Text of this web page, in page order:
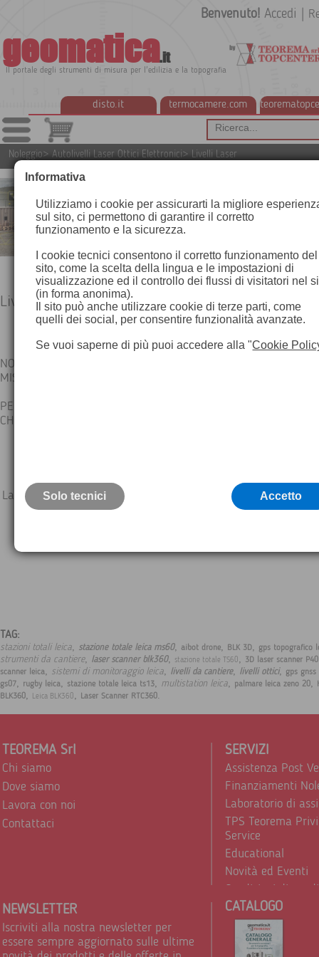
geomatica.it
Il portale degli strumenti di misura per l'edilizia e la topografia
disto.it termocamere.com
Benvenuto! Accedi
Noleggio> Autolivelli Laser Ottici Elettronici> Livelli Laser
Livelli Laser
NOLEGGIA ANCHE PER POCHI GIORNI LO STRUMENTO PER LE
MISURAZIONI
PER INFORMAZIONI MANDA UNA MAIL A
CHIAMA 02 5398739
La categoria selezionata è attualmente vuota
TAG:
stazioni totali leica, stazione totale leica ms60, aibot drone, BLK 3D, gps topografico
strumenti da cantiere, laser scanner blk360, stazione totale TS60, 3D laser scanner P40
scanner leica, sistemi di monitoraggio leica, livelli da cantiere, livelli ottici, gps gnss
gs07, rugby leica, stazione totale leica ts13, multistation leica, palmare leica zeno 20,
BLK360, Leica BLK360, Laser Scanner RTC360.
TEOREMA Srl
Chi siamo
Dove siamo
Lavora con noi
Contattaci
SERVIZI
Assistenza Post
Finanziamenti
Laboratorio di
TPS Teorema
Service
Educational
Novità ed Eventi
Condizioni di
Trattamento dei
NEWSLETTER
Iscriviti alla nostra newsletter per
essere sempre aggiornato sulle ultime
CATALOGO
Informativa
Utilizziamo i cookie per assicurarti la migliore
sul sito, ci permettono di garantire il corretto
funzionamento e la sicurezza.
I cookie tecnici consentono il corretto funzionamento del
sito, come la scelta della lingua e le impostazioni di
visualizzazione ed il controllo dei flussi di visitatori nel
(in forma anonima).
Il sito può anche utilizzare cookie di terze parti, come
quelli dei social, per consentire funzionalità avanzate.
Se vuoi saperne di più puoi accedere alla "Cookie
Solo tecnici Accetto